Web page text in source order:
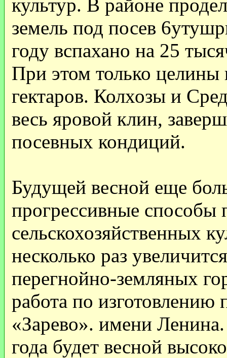
культур. В районе
земель под посев
году вспахано на 25
При этом только целины
гектаров. Колхозы и
весь яровой клин,
посевных кондиций.
Будущей весной еще
прогрессивные способы
сельскохозяйственных
несколько раз
перегнойно-земляных
работа по изготовлению
«Зарево». имени
года будет весной